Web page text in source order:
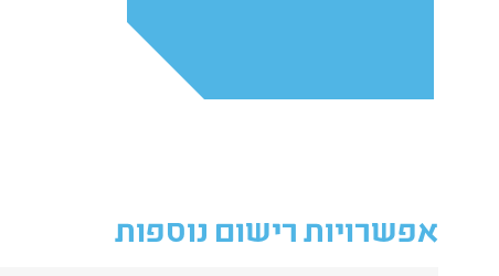
אפשרויות רישום נוספות